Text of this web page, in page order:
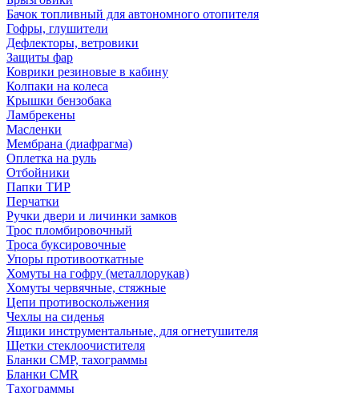
Бачок топливный для автономного отопителя
Гофры, глушители
Дефлекторы, ветровики
Защиты фар
Коврики резиновые в кабину
Колпаки на колеса
Крышки бензобака
Ламбрекены
Масленки
Мембрана (диафрагма)
Оплетка на руль
Отбойники
Папки ТИР
Перчатки
Ручки двери и личинки замков
Трос пломбировочный
Троса буксировочные
Упоры противооткатные
Хомуты на гофру (металлорукав)
Хомуты червячные, стяжные
Цепи противоскольжения
Чехлы на сиденья
Ящики инструментальные, для огнетушителя
Щетки стеклоочистителя
Бланки СМР, тахограммы
Бланки CMR
Тахограммы